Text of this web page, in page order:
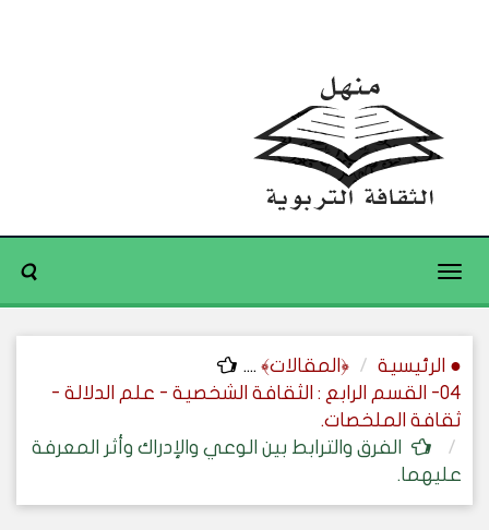
Toggle
● الرئيسية ﴿المقالات﴾ ....
04- القسم الرابع : الثقافة الشخصية - علم الدلالة -
ثقافة الملخصات.
الفرق والترابط بين الوعي والإدراك وأثر المعرفة
عليهما.